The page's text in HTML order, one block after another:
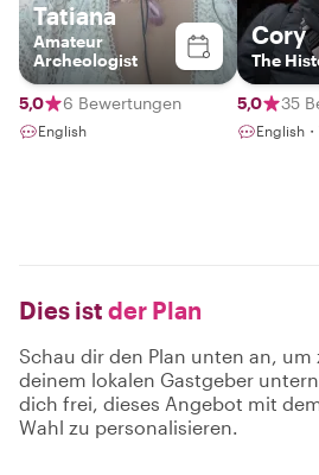
Tatiana
Amateur
Archeologist
5,0 6 Bewertungen
English
Cory
The
5,0 35
English
Dies ist der Plan
Schau dir den Plan unten an,
deinem lokalen Gastgeber
dich frei, dieses Angebot mit
Wahl zu personalisieren.